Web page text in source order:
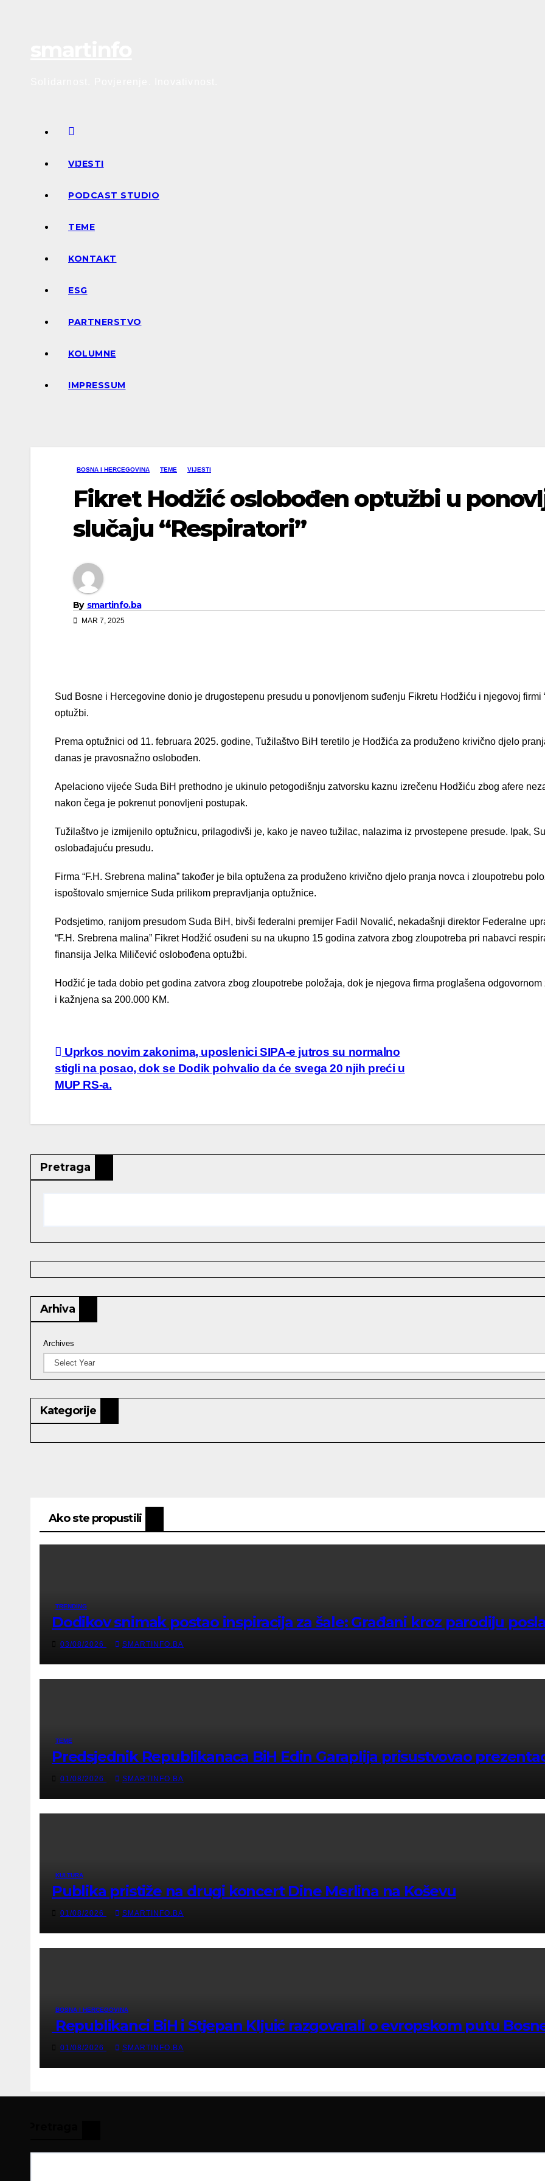
VIJESTI
PODCAST STUDIO
TEME
KONTAKT
ESG
PARTNERSTVO
KOLUMNE
IMPRESSUM
BOSNA I HERCEGOVINA TEME VIJESTI
Fikret Hodžić oslobođen optužbi u
slučaju “Respiratori”
By smartinfo.ba
MAR 7, 2025
Sud Bosne i Hercegovine donio je drugostepenu presudu u ponovljenom suđenju Fikretu Hodžiću i njegovoj firmi
optužbi.
Prema optužnici od 11. februara 2025. godine, Tužilaštvo BiH teretilo je Hodžića za produženo krivično djelo
danas je pravosnažno oslobođen.
Apelaciono vijeće Suda BiH prethodno je ukinulo petogodišnju zatvorsku kaznu izrečenu Hodžiću zbog afere
nakon čega je pokrenut ponovljeni postupak.
Tužilaštvo je izmijenilo optužnicu, prilagodivši je, kako je naveo tužilac, nalazima iz prvostepene presude. Ipak,
oslobađajuću presudu.
Firma “F.H. Srebrena malina” također je bila optužena za produženo krivično djelo pranja novca i zloupotrebu
ispoštovalo smjernice Suda prilikom prepravljanja optužnice.
Podsjetimo, ranijom presudom Suda BiH, bivši federalni premijer Fadil Novalić, nekadašnji direktor Federalne
“F.H. Srebrena malina” Fikret Hodžić osuđeni su na ukupno 15 godina zatvora zbog zloupotreba pri nabavci
finansija Jelka Miličević oslobođena optužbi.
Hodžić je tada dobio pet godina zatvora zbog zloupotrebe položaja, dok je njegova firma proglašena
i kažnjena sa 200.000 KM.
Post
navigation
Uprkos novim zakonima, uposlenici SIPA-e jutros su normalno
stigli na posao, dok se Dodik pohvalio da će svega 20 njih preći u
MUP RS-a.
Pretraga
Arhiva
Archives
Kategorije
Ako ste propustili
TRENDING
Dodikov snimak postao inspiracija za šale: Građani kroz parodiju
03/08/2026 SMARTINFO.BA
TEME
Predsjednik Republikanaca BiH Edin Garaplija prisustvovao
01/08/2026 SMARTINFO.BA
KULTURA
Publika pristiže na drugi koncert Dine Merlina na Koševu
01/08/2026 SMARTINFO.BA
BOSNA I HERCEGOVINA
Republikanci BiH i Stjepan Kljuić razgovarali o evropskom putu
01/08/2026 SMARTINFO.BA